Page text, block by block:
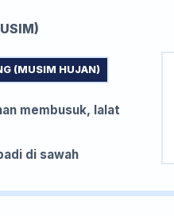
(MUSIM HUJAN)
membusuk, lalat
di sawah